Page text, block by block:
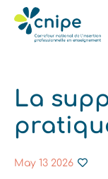
La
May 13 2026